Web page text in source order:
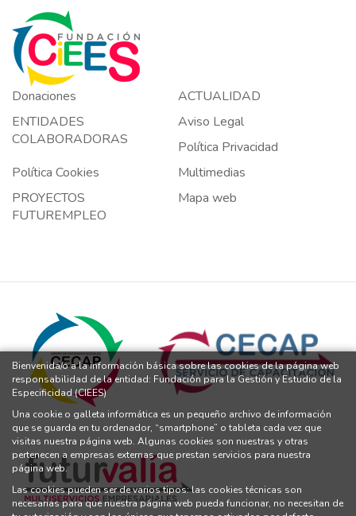
Donaciones
ACTUALIDAD
ENTIDADES
COLABORADORAS
Aviso Legal
Política Privacidad
Política Cookies
Multimedias
PROYECTOS
FUTUREMPLEO
Mapa web
Bienvenida/o a la información básica sobre las cookies de la página web
responsabilidad de la entidad: Fundación para la Gestión y Estudio de la
Especificidad (CIEES)
Una cookie o galleta informática es un pequeño archivo de información
que se guarda en tu ordenador, “smartphone” o tableta cada vez que
visitas nuestra página web. Algunas cookies son nuestras y otras
pertenecen a empresas externas que prestan servicios para nuestra
página web.
Las cookies pueden ser de varios tipos: las cookies técnicas son
necesarias para que nuestra página web pueda funcionar, no necesitan de